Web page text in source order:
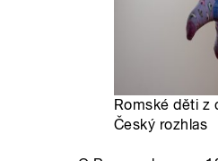
Romské děti z
Český rozhlas